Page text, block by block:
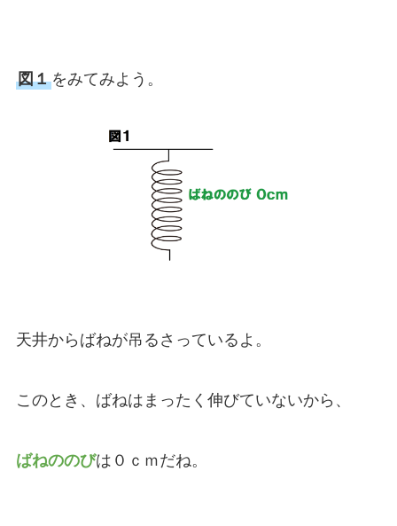
図１をみてみよう。
天井からばねが吊るさっているよ。
このとき、ばねはまったく伸びていないから、
ばねののびは０ｃｍだね。